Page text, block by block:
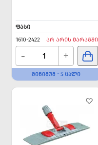
ᲤᲐᲡᲘ
1610-2422
ᲐᲠ ᲐᲠᲘᲡ ᲛᲐᲠᲐᲒᲨᲘ
- +
ᲛᲘᲜᲘᲛᲣᲛ - 5 ᲪᲐᲚᲘ